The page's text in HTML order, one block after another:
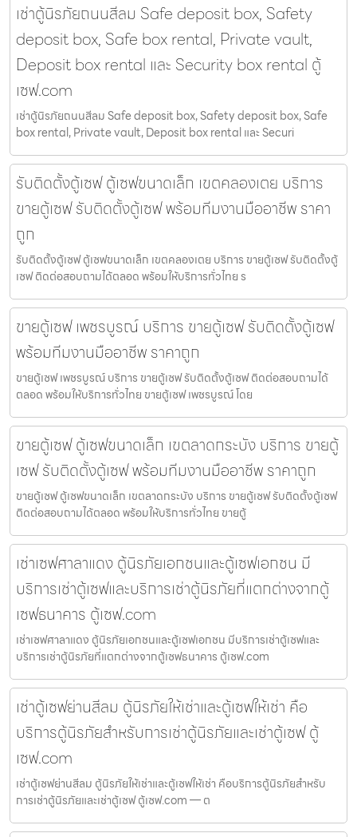
เช่าตู้นิรภัยถนนสีลม Safe deposit box, Safety
deposit box, Safe box rental, Private vault,
Deposit box rental และ Security box rental ตู้
เซฟ.com
เช่าตู้นิรภัยถนนสีลม Safe deposit box, Safety deposit box, Safe
box rental, Private vault, Deposit box rental และ Securi
รับติดตั้งตู้เซฟ ตู้เซฟขนาดเล็ก เขตคลองเตย บริการ
ขายตู้เซฟ รับติดตั้งตู้เซฟ พร้อมทีมงานมืออาชีพ ราคา
ถูก
รับติดตั้งตู้เซฟ ตู้เซฟขนาดเล็ก เขตคลองเตย บริการ ขายตู้เซฟ รับติดตั้งตู้
เซฟ ติดต่อสอบถามได้ตลอด พร้อมให้บริการทั่วไทย ร
ขายตู้เซฟ เพชรบูรณ์ บริการ ขายตู้เซฟ รับติดตั้งตู้เซฟ
พร้อมทีมงานมืออาชีพ ราคาถูก
ขายตู้เซฟ เพชรบูรณ์ บริการ ขายตู้เซฟ รับติดตั้งตู้เซฟ ติดต่อสอบถามได้
ตลอด พร้อมให้บริการทั่วไทย ขายตู้เซฟ เพชรบูรณ์ โดย
ขายตู้เซฟ ตู้เซฟขนาดเล็ก เขตลาดกระบัง บริการ ขายตู้
เซฟ รับติดตั้งตู้เซฟ พร้อมทีมงานมืออาชีพ ราคาถูก
ขายตู้เซฟ ตู้เซฟขนาดเล็ก เขตลาดกระบัง บริการ ขายตู้เซฟ รับติดตั้งตู้เซฟ
ติดต่อสอบถามได้ตลอด พร้อมให้บริการทั่วไทย ขายตู้
เช่าเซฟศาลาแดง ตู้นิรภัยเอกชนและตู้เซฟเอกชน มี
บริการเช่าตู้เซฟและบริการเช่าตู้นิรภัยที่แตกต่างจากตู้
เซฟธนาคาร ตู้เซฟ.com
เช่าเซฟศาลาแดง ตู้นิรภัยเอกชนและตู้เซฟเอกชน มีบริการเช่าตู้เซฟและ
บริการเช่าตู้นิรภัยที่แตกต่างจากตู้เซฟธนาคาร ตู้เซฟ.com
เช่าตู้เซฟย่านสีลม ตู้นิรภัยให้เช่าและตู้เซฟให้เช่า คือ
บริการตู้นิรภัยสำหรับการเช่าตู้นิรภัยและเช่าตู้เซฟ ตู้
เซฟ.com
เช่าตู้เซฟย่านสีลม ตู้นิรภัยให้เช่าและตู้เซฟให้เช่า คือบริการตู้นิรภัยสำหรับ
การเช่าตู้นิรภัยและเช่าตู้เซฟ ตู้เซฟ.com — ต